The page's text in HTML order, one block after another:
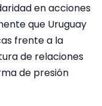
en acciones
que Uruguay
frente a la
de relaciones
de presión